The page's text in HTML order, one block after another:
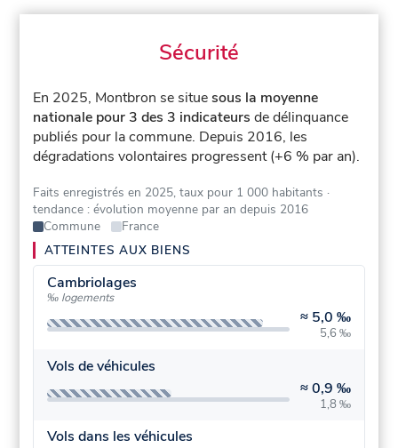
Sécurité
En 2025, Montbron se situesous la moyenne
nationale pour 3 des 3 indicateurs de délinquance
publiés pour la commune. Depuis 2016, les
dégradations volontaires progressent (+6 % par an).
Faits enregistrés en 2025, taux pour 1 000 habitants ·
tendance : évolution moyenne par an depuis 2016
Commune
France
ATTEINTES AUX BIENS
Cambriolages
‰ logements
≈ 5,0 ‰
5,6 ‰
Vols de véhicules
≈0,9 ‰
1,8 ‰
Vols dans les véhicules